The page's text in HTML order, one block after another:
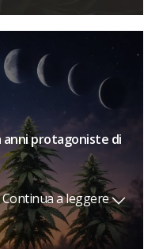
anni protagoniste di
Continua a leggere